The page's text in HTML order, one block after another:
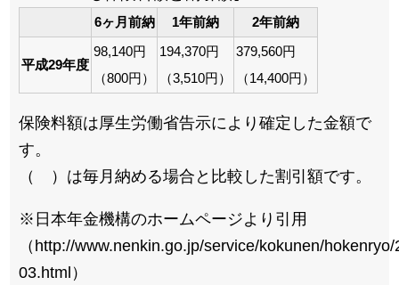
6ヶ月前納 1年前納 2年前納
平成29年度
98,140円
（800円）
194,370円
（3,510円）
379,560円
（14,400円）
保険料額は厚生労働省告示により確定した金額で
す。
（ ）は毎月納める場合と比較した割引額です。
※日本年金機構のホームページより引用
（http://www.nenkin.go.jp/service/kokunen/
03.html）